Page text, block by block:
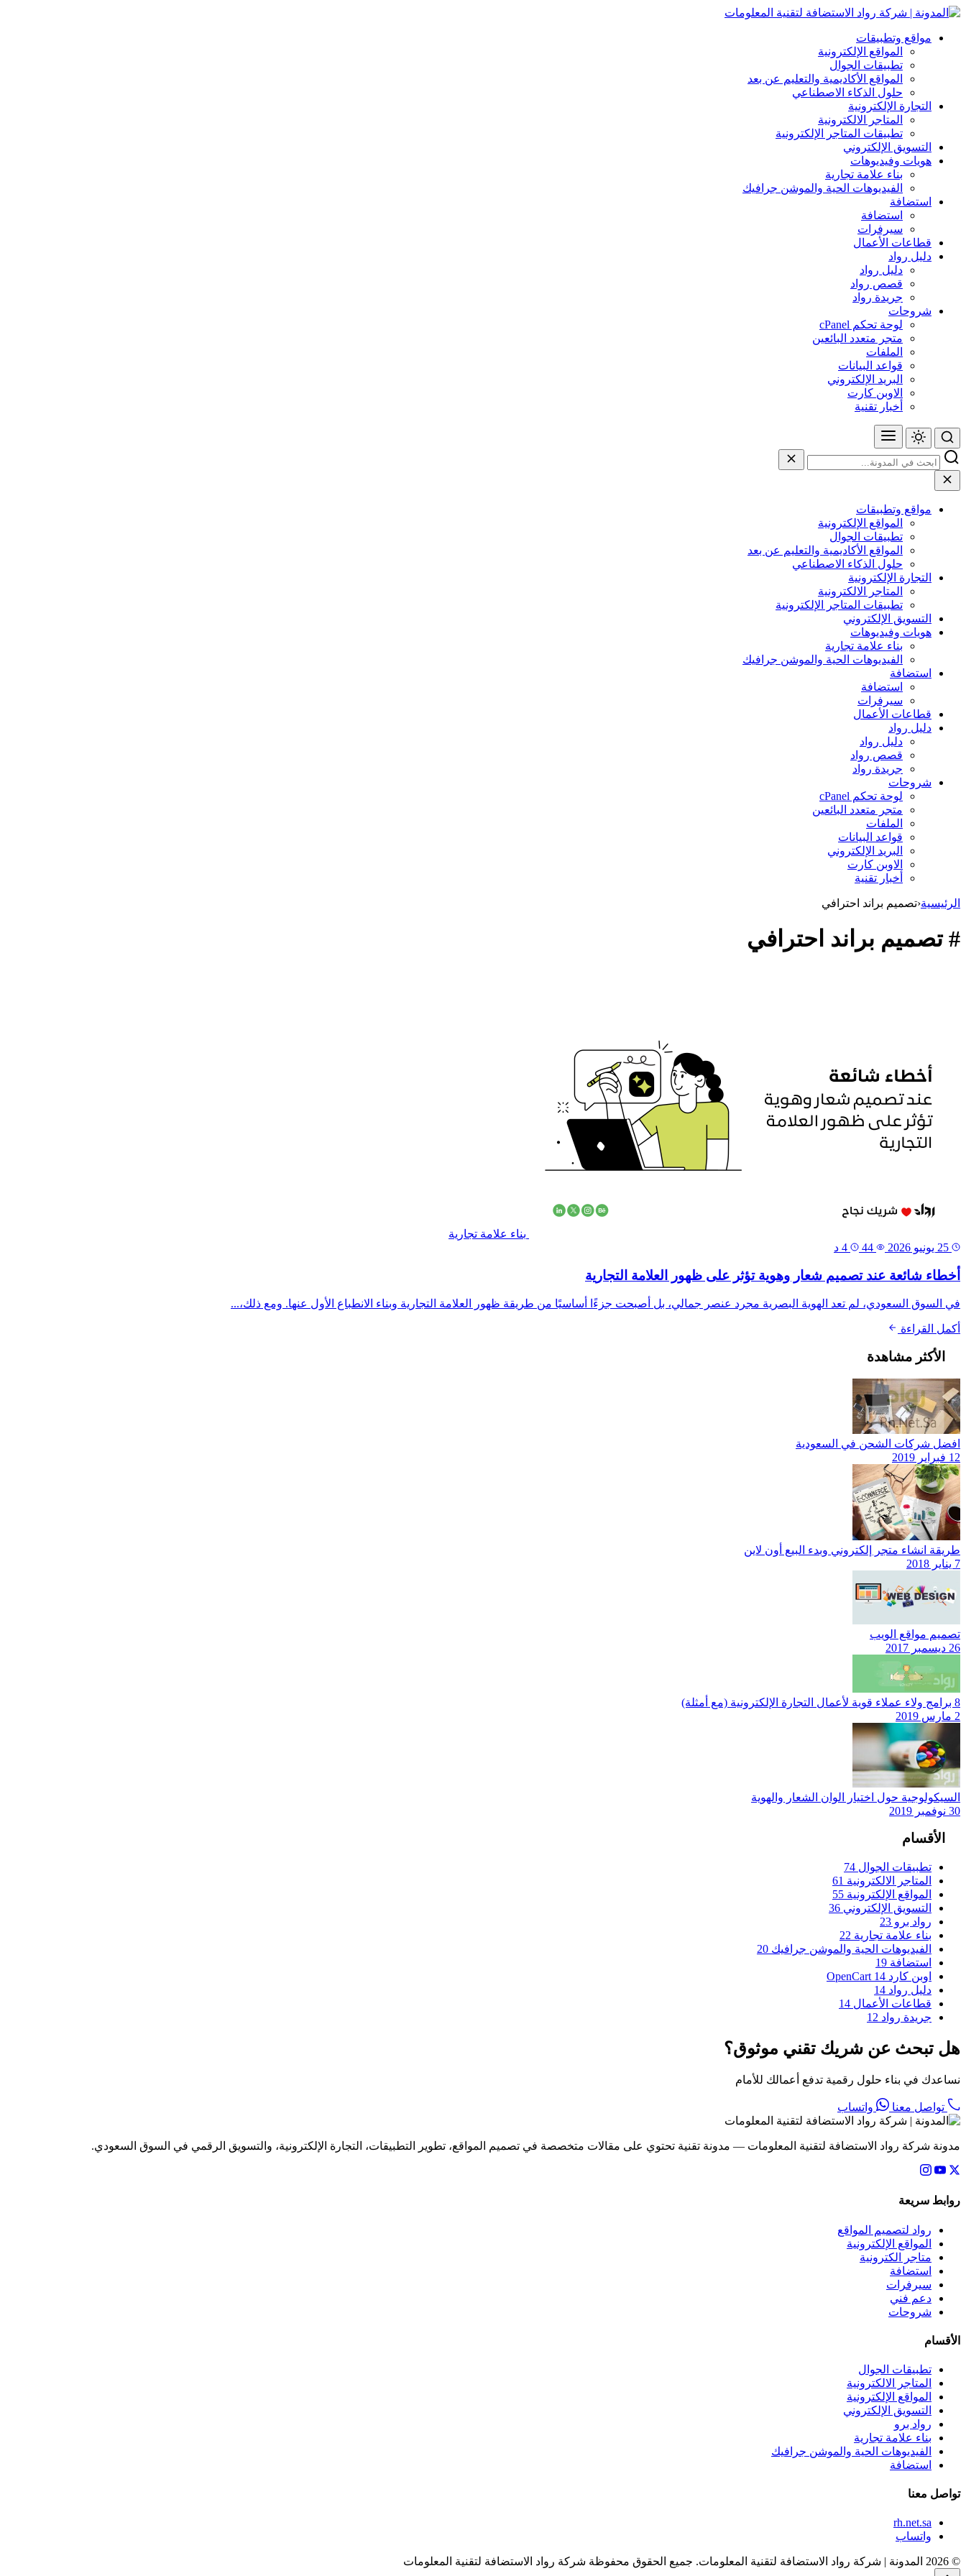
مواقع وتطبيقات
المواقع الإلكترونية
تطبيقات الجوال
المواقع الأكاديمية والتعليم عن بعد
حلول الذكاء الاصطناعي
التجارة الإلكترونية
المتاجر الالكترونية
تطبيقات المتاجر الإلكترونية
التسويق الإلكتروني
هويات وفيديوهات
بناء علامة تجارية
الفيديوهات الحية والموشن جرافيك
استضافة
استضافة
سيرفرات
قطاعات الأعمال
دليل رواد
دليل رواد
قصص رواد
جريدة رواد
شروحات
لوحة تحكم cPanel
متجر متعدد البائعين
الملفات
قواعد البيانات
البريد الإلكتروني
الاوبن كارت
أخبار تقنية
مواقع وتطبيقات
المواقع الإلكترونية
تطبيقات الجوال
المواقع الأكاديمية والتعليم عن بعد
حلول الذكاء الاصطناعي
التجارة الإلكترونية
المتاجر الالكترونية
تطبيقات المتاجر الإلكترونية
التسويق الإلكتروني
هويات وفيديوهات
بناء علامة تجارية
الفيديوهات الحية والموشن جرافيك
استضافة
استضافة
سيرفرات
قطاعات الأعمال
دليل رواد
دليل رواد
قصص رواد
جريدة رواد
شروحات
لوحة تحكم cPanel
متجر متعدد البائعين
الملفات
قواعد البيانات
البريد الإلكتروني
الاوبن كارت
أخبار تقنية
الرئيسية‹تصميم براند احترافي
# تصميم براند احترافي
بناء علامة تجارية
أخطاء شائعة عند تصميم شعار وهوية تؤثر على ظهور العلامة التجارية
في السوق السعودي، لم تعد الهوية البصرية مجرد عنصر جمالي، بل أصبحت جزءًا أساسيًا من طريقة ظهور العلامة التجارية وبناء الانطباع الأول عنها. ومع ذلك،...
أكمل القراءة
الأكثر مشاهدة
افضل شركات الشحن في السعودية
12 فبراير 2019
طريقة انشاء متجر إلكتروني وبدء البيع أون لاين
7 يناير 2018
تصميم مواقع الويب
26 ديسمبر 2017
8 برامج ولاء عملاء قوية لأعمال التجارة الإلكترونية (مع أمثلة)
2 مارس 2019
السيكولوجية حول اختيار الوان الشعار والهوية
30 نوفمبر 2019
الأقسام
تطبيقات الجوال 74
المتاجر الالكترونية 61
المواقع الإلكترونية 55
التسويق الإلكتروني 36
رواد برو 23
بناء علامة تجارية 22
الفيديوهات الحية والموشن جرافيك 20
استضافة 19
اوبن كارد OpenCart 14
دليل رواد 14
قطاعات الأعمال 14
جريدة رواد 12
هل تبحث عن شريك تقني موثوق؟
نساعدك في بناء حلول رقمية تدفع أعمالك للأمام
تواصل معنا واتساب
مدونة شركة رواد الاستضافة لتقنية المعلومات — مدونة تقنية تحتوي على مقالات متخصصة في تصميم المواقع، تطوير التطبيقات، التجارة الإلكترونية، والتسويق الرقمي في السوق السعودي.
روابط سريعة
رواد لتصميم المواقع
المواقع الإلكترونية
متاجر الكترونية
استضافة
سيرفرات
دعم فني
شروحات
الأقسام
تطبيقات الجوال
المتاجر الالكترونية
المواقع الإلكترونية
التسويق الإلكتروني
رواد برو
بناء علامة تجارية
الفيديوهات الحية والموشن جرافيك
استضافة
تواصل معنا
rh.net.sa
واتساب
© 2026 المدونة | شركة رواد الاستضافة لتقنية المعلومات. جميع الحقوق محفوظة شركة رواد الاستضافة لتقنية المعلومات